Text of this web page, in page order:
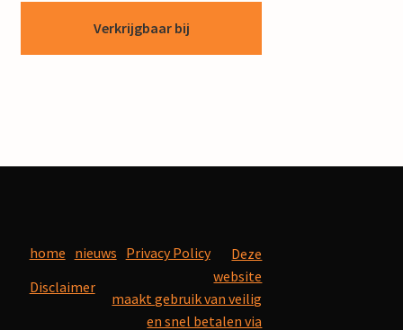
Verkrijgbaar bij
home nieuws Privacy Policy
Disclaimer
Deze
website
maakt gebruik van veilig
en snel betalen via